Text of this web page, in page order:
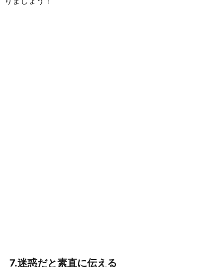
7.迷惑だと素直に伝える